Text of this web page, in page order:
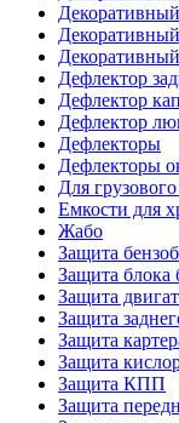
Дефлектор
Дефлектор
Дефлектор
Дефлекторы
Дефлекторы
Для
Емкости для
Жабо
Защита
Защита блока
Защита
Защита
Защита
Защита
Защита КПП
Защита